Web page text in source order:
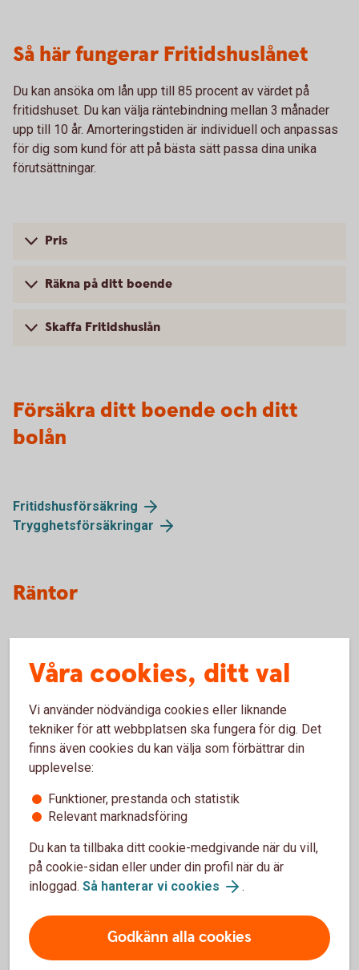
Så här fungerar Fritidshuslånet
Du kan ansöka om lån upp till 85 procent av värdet på
fritidshuset. Du kan välja räntebindning mellan 3 månader
upp till 10 år. Amorteringstiden är individuell och anpassas
för dig som kund för att på bästa sätt passa dina unika
förutsättningar.
Pris
Räkna på ditt boende
Skaffa Fritidshuslån
Försäkra ditt boende och ditt
bolån
Fritidshusförsäkring
Trygghetsförsäkringar
Räntor
Räntor för Fritidshuslånet
Kontakta oss
Prata bolån med oss
Ring 0510-54 55 00 vid frågor om bolån
Våra cookies, ditt val
Vi använder nödvändiga cookies eller liknande
tekniker för att webbplatsen ska fungera för dig. Det
finns även cookies du kan välja som förbättrar din
upplevelse:
Funktioner, prestanda och statistik
Relevant marknadsföring
Du kan ta tillbaka ditt cookie-medgivande när du vill,
på cookie-sidan eller under din profil när du är
inloggad. Så hanterar vi cookies .
Godkänn alla cookies